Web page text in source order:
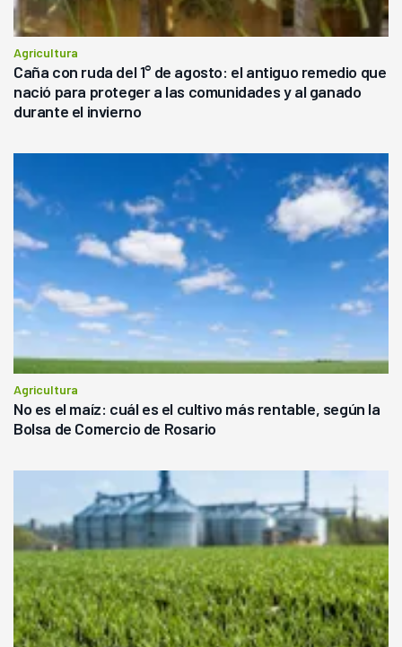
Agricultura
Caña con ruda del 1° de agosto: el antiguo remedio que
nació para proteger a las comunidades y al ganado
durante el invierno
Agricultura
No es el maíz: cuál es el cultivo más rentable, según la
Bolsa de Comercio de Rosario